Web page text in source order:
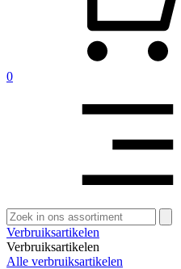
0
Zoeken
naar:
Verbruiksartikelen
Verbruiksartikelen
Alle verbruiksartikelen